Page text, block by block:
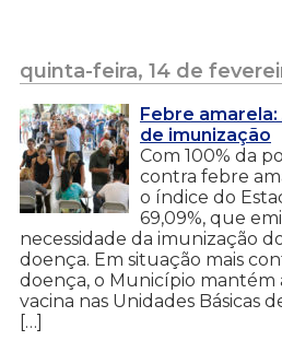
quinta-feira, 14 de
Febre amarela:
de imunização
Com 100% da
contra febre
o índice do
69,09%, que
necessidade da imunização
doença. Em situação mais
doença, o Município mantém
vacina nas Unidades Básicas
[…]